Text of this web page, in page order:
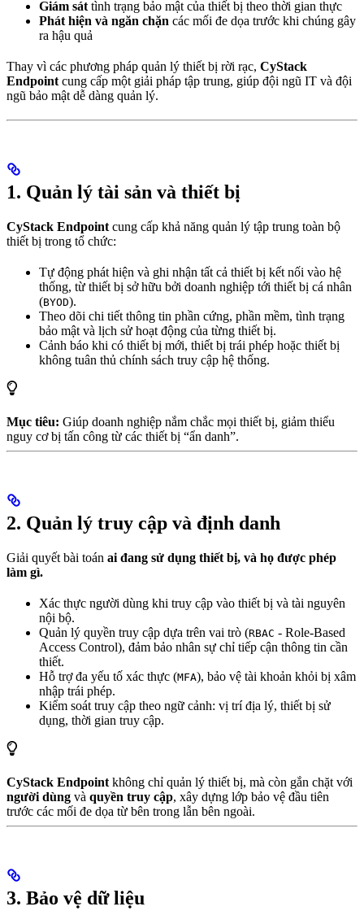
Giám sát tình trạng bảo mật của thiết bị theo thời gian thực
Phát hiện và ngăn chặn các mối đe dọa trước khi chúng gây
ra hậu quả
Thay vì các phương pháp quản lý thiết bị rời rạc, CyStack
Endpoint cung cấp một giải pháp tập trung, giúp đội ngũ IT và đội
ngũ bảo mật dễ dàng quản lý.
1. Quản lý tài sản và thiết bị
CyStack Endpoint cung cấp khả năng quản lý tập trung toàn bộ
thiết bị trong tổ chức:
Tự động phát hiện và ghi nhận tất cả thiết bị kết nối vào hệ
thống, từ thiết bị sở hữu bởi doanh nghiệp tới thiết bị cá nhân
(BYOD).
Theo dõi chi tiết thông tin phần cứng, phần mềm, tình trạng
bảo mật và lịch sử hoạt động của từng thiết bị.
Cảnh báo khi có thiết bị mới, thiết bị trái phép hoặc thiết bị
không tuân thủ chính sách truy cập hệ thống.
Mục tiêu: Giúp doanh nghiệp nắm chắc mọi thiết bị, giảm thiểu
nguy cơ bị tấn công từ các thiết bị “ẩn danh”.
2. Quản lý truy cập và định danh
Giải quyết bài toán ai đang sử dụng thiết bị, và họ được phép
làm gì.
Xác thực người dùng khi truy cập vào thiết bị và tài nguyên
nội bộ.
Quản lý quyền truy cập dựa trên vai trò (RBAC - Role-Based
Access Control), đảm bảo nhân sự chỉ tiếp cận thông tin cần
thiết.
Hỗ trợ đa yếu tố xác thực (MFA), bảo vệ tài khoản khỏi bị xâm
nhập trái phép.
Kiểm soát truy cập theo ngữ cảnh: vị trí địa lý, thiết bị sử
dụng, thời gian truy cập.
CyStack Endpoint không chỉ quản lý thiết bị, mà còn gắn chặt với
người dùng và quyền truy cập, xây dựng lớp bảo vệ đầu tiên
trước các mối đe dọa từ bên trong lẫn bên ngoài.
3. Bảo vệ dữ liệu